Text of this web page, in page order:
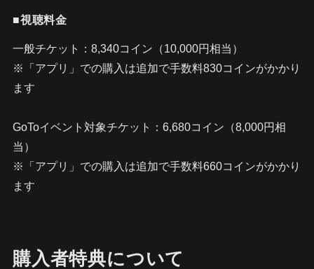
■視聴料金
一般チケット：8,340コイン（10,000円相当）
※「アプリ」での購入は追加で手数料830コインがかかり
ます
GoToイベント対象チケット：6,680コイン（8,000円相
当）
※「アプリ」での購入は追加で手数料660コインがかかり
ます
購入者特典について